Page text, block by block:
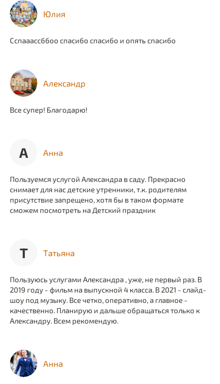
Юлия
Сспааассббоо спасибо спасибо и опять спасибо
Александр
Все супер! Благодарю!
А Анна
Пользуемся услугой Александра в саду. Прекрасно
снимает для нас детские утренники, т.к. родителям
присутствие запрещено, хотя бы в таком формате
сможем посмотреть на Детский праздник
Т Татьяна
Пользуюсь услугами Александра , уже, не первый раз. В
2019 году - фильм на выпускной 4 класса. В 2021 - слайд-
шоу под музыку. Все четко, оперативно, а главное -
качественно. Планирую и дальше обращаться только к
Александру. Всем рекомендую.
Анна